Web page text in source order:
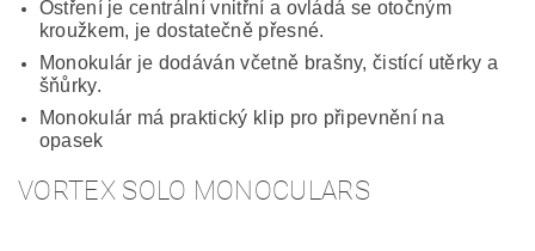
Ostření je centrální vnitřní a ovládá se otočným
kroužkem, je dostatečně přesné.
Monokulár je dodáván včetně brašny, čistící utěrky a
šňůrky.
Monokulár má praktický klip pro připevnění na
opasek
VORTEX SOLO MONOCULARS